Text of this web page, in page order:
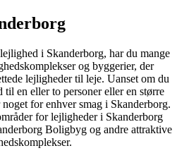
i Skanderborg, har du mange
og byggerier, der
lejligheder til leje. Uanset om du
en eller to personer eller en større
for enhver smag i Skanderborg.
for lejligheder i Skanderborg
Boligbyg og andre attraktive